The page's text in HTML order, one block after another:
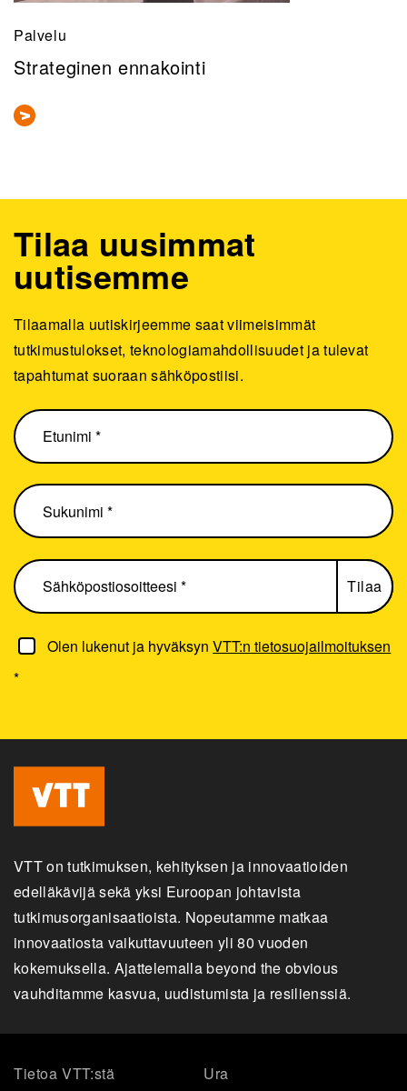
Palvelu
Strateginen ennakointi
Olen lukenut ja hyväksynVTT:n tietosuojailmoituksen
*
Tilaa uusimmat
uutisemme
Tilaamalla uutiskirjeemme saat viimeisimmät
tutkimustulokset, teknologiamahdollisuudet ja tulevat
tapahtumat suoraan sähköpostiisi.
VTT on tutkimuksen, kehityksen ja innovaatioiden
edelläkävijä sekä yksi Euroopan johtavista
tutkimusorganisaatioista. Nopeutamme matkaa
innovaatiosta vaikuttavuuteen yli 80 vuoden
kokemuksella. Ajattelemalla beyond the obvious
vauhditamme kasvua, uudistumista ja resilienssiä.
Tietoa VTT:stä Ura